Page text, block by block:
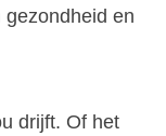
en
drijft. Of het